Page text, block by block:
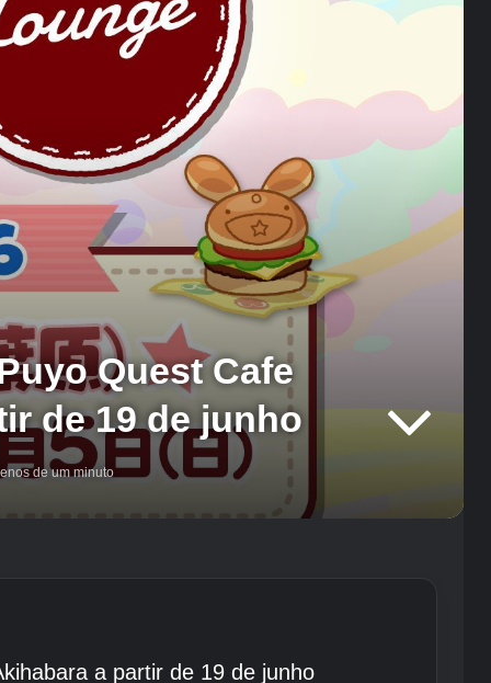
Quest Cafe
de 19 de junho
de um minuto
a partir de 19 de junho